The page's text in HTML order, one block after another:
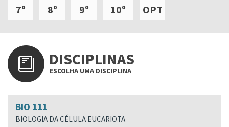
7º 8º 9º 10º OPT
DISCIPLINAS
ESCOLHA UMA DISCIPLINA
BIO 111
BIOLOGIA DA CÉLULA EUCARIOTA